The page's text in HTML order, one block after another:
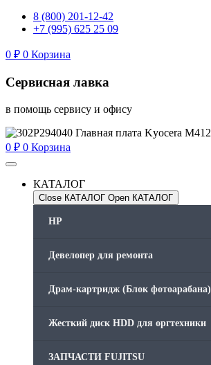
8 (800) 201-12-42
+7 (995) 625 25 09
0 ₽ 0 Корзина
Сервисная лавка
в помощь сервису и офису
0 ₽ 0 Корзина
КАТАЛОГ
Close КАТАЛОГ Open КАТАЛОГ
HP
Девелопер для ремонта
Драм-картридж (Блок фотоарабана)
Жесткий диск HDD для оргтехники
ЗАПЧАСТИ FUJITSU